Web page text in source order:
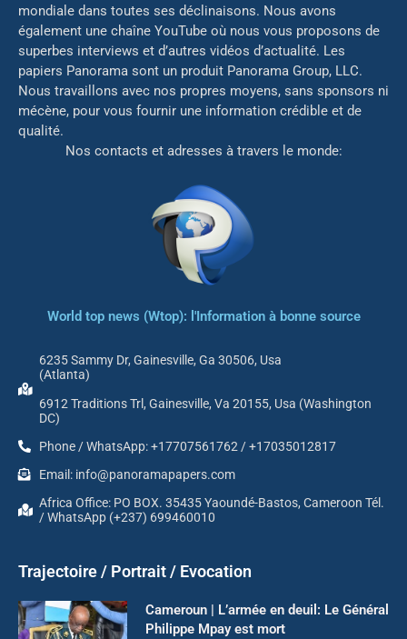
mondiale dans toutes ses déclinaisons. Nous avons
également une chaîne YouTube où nous vous proposons de
superbes interviews et d’autres vidéos d’actualité. Les
papiers Panorama sont un produit Panorama Group, LLC.
Nous travaillons avec nos propres moyens, sans sponsors ni
mécène, pour vous fournir une information crédible et de
qualité.
Nos contacts et adresses à travers le monde:
World top news (Wtop): l'Information à bonne source
6235 Sammy Dr, Gainesville, Ga 30506, Usa
(Atlanta)
6912 Traditions Trl, Gainesville, Va 20155, Usa (Washington
DC)
Phone / WhatsApp: +17707561762 / +17035012817
Email: info@panoramapapers.com
Africa Office: PO BOX. 35435 Yaoundé-Bastos, Cameroon Tél.
/ WhatsApp (+237) 699460010
Trajectoire / Portrait / Evocation
Cameroun | L’armée en deuil: Le Général
Philippe Mpay est mort